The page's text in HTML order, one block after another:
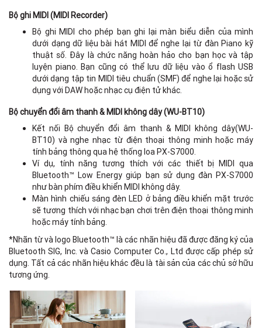
Bộ ghi MIDI (MIDI Recorder)
Bộ ghi MIDI cho phép bạn ghi lại màn biểu diễn của mình
dưới dạng dữ liệu bài hát MIDI để nghe lại từ đàn Piano kỹ
thuật số. Đây là chức năng hoàn hảo cho bạn học và tập
luyện piano. Bạn cũng có thể lưu dữ liệu vào ổ flash USB
dưới dạng tập tin MIDI tiêu chuẩn (SMF) để nghe lại hoặc sử
dụng với DAW hoặc nhạc cụ điện tử khác.
Bộ chuyển đổi âm thanh & MIDI không dây (WU-BT10)
Kết nối Bộ chuyển đổi âm thanh & MIDI không dây(WU-
BT10) và nghe nhạc từ điện thoại thông minh hoặc máy
tính bảng thông qua hệ thống loa PX-S7000.
Ví dụ, tính năng tương thích với các thiết bị MIDI qua
Bluetooth™ Low Energy giúp bạn sử dụng đàn PX-S7000
như bàn phím điều khiển MIDI không dây.
Màn hình chiếu sáng đèn LED ở bảng điều khiển mặt trước
sẽ tương thích với nhạc bạn chơi trên điện thoại thông minh
hoặc máy tính bảng.
*Nhãn từ và logo Bluetooth™ là các nhãn hiệu đã được đăng ký của
Bluetooth SIG, Inc. và Casio Computer Co., Ltd được cấp phép sử
dụng. Tất cả các nhãn hiệu khác đều là tài sản của các chủ sở hữu
tương ứng.